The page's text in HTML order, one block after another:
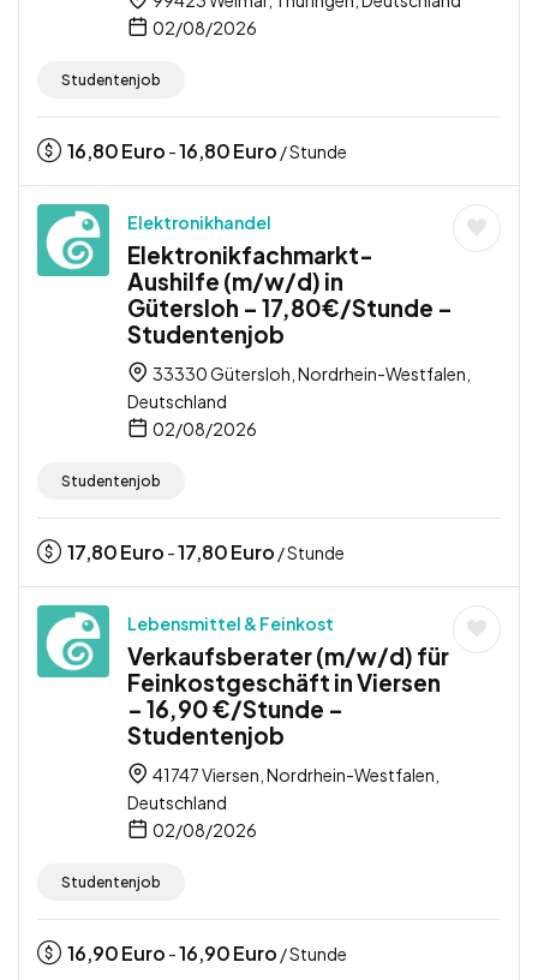
02/08/2026
Studentenjob
16,80Euro -16,80Euro / Stunde
Elektronikhandel
Elektronikfachmarkt-
Aushilfe (m/w/d) in
Gütersloh – 17,80€/Stunde –
Studentenjob
33330 Gütersloh, Nordrhein-Westfalen,
Deutschland
02/08/2026
Studentenjob
17,80Euro -17,80Euro / Stunde
Lebensmittel & Feinkost
Verkaufsberater (m/w/d) für
Feinkostgeschäft in Viersen
– 16,90 €/Stunde –
Studentenjob
41747 Viersen, Nordrhein-Westfalen,
Deutschland
02/08/2026
Studentenjob
16,90Euro -16,90Euro / Stunde